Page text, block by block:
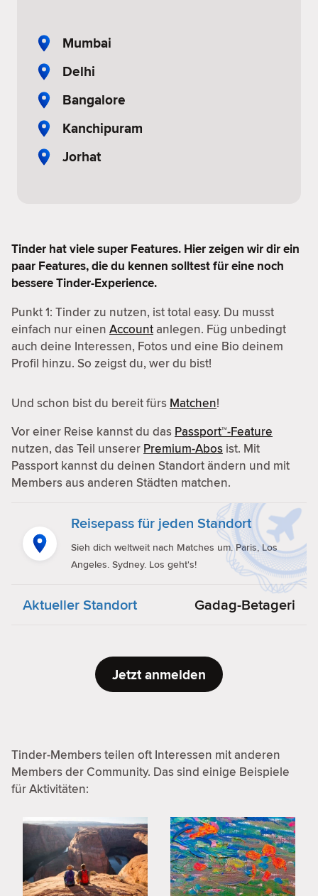
Mumbai
Delhi
Bangalore
Kanchipuram
Jorhat
Tinder hat viele super Features. Hier zeigen wir dir ein
paar Features, die du kennen solltest für eine noch
bessere Tinder-Experience.
Punkt 1: Tinder zu nutzen, ist total easy. Du musst
einfach nur einen Accountanlegen. Füg unbedingt
auch deine Interessen, Fotos und eine Bio deinem
Profil hinzu. So zeigst du, wer du bist!
Und schon bist du bereit fürs Matchen!
Vor einer Reise kannst du das Passport™-Feature
nutzen, das Teil unserer Premium-Abos ist. Mit
Passport kannst du deinen Standort ändern und mit
Members aus anderen Städten matchen.
Reisepass für jeden Standort
Sieh dich weltweit nach Matches um. Paris, Los
Angeles. Sydney. Los geht's!
Aktueller Standort Gadag-Betageri
Jetzt anmelden
Tinder-Members teilen oft Interessen mit anderen
Members der Community. Das sind einige Beispiele
für Aktivitäten: